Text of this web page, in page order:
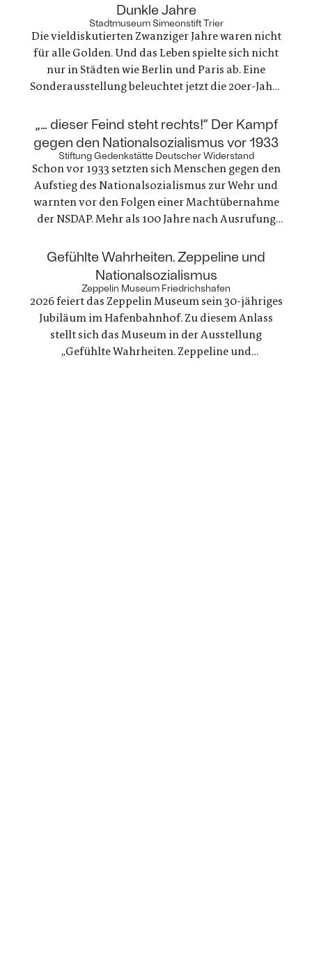
Dunkle Jahre
Stadtmuseum Simeonstift Trier
Die vieldiskutierten Zwanziger Jahre waren nicht
für alle Golden. Und das Leben spielte sich nicht
nur in Städten wie Berlin und Paris ab. Eine
Sonderausstellung beleuchtet jetzt die 20er-Jahre
Gegenstände zeichnen ein einzigartiges Zeitbild
von Alltagsleben, Architektur, Kunst, Mode und
Technik
„… dieser Feind steht rechts!“ Der Kampf
gegen den Nationalsozialismus vor 1933
Stiftung Gedenkstätte Deutscher Widerstand
Schon vor 1933 setzten sich Menschen gegen den
Aufstieg des Nationalsozialismus zur Wehr und
warnten vor den Folgen einer Machtübernahme
der NSDAP. Mehr als 100 Jahre nach Ausrufung
Gedenkstätte Deutscher Widerstand an dieses
Engagement, das gleichzeitig ein Einsatz für
Demokratie und Menschenrechte war
Gefühlte Wahrheiten. Zeppeline und
Nationalsozialismus
Zeppelin Museum Friedrichshafen
2026 feiert das Zeppelin Museum sein 30-jähriges
Jubiläum im Hafenbahnhof. Zu diesem Anlass
stellt sich das Museum in der Ausstellung
„Gefühlte Wahrheiten. Zeppeline und